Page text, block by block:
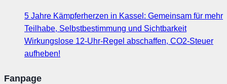
5 Jahre Kämpferherzen in Kassel: Gemeinsam für mehr
Teilhabe, Selbstbestimmung und Sichtbarkeit
Wirkungslose 12-Uhr-Regel abschaffen, CO2-Steuer
aufheben!
Fanpage